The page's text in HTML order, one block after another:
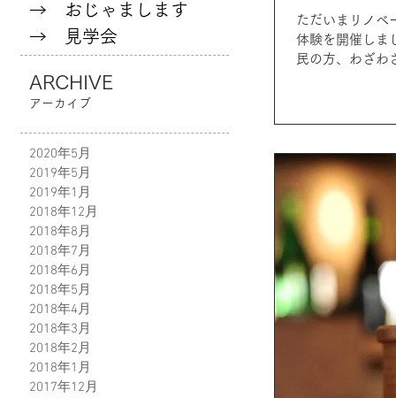
→ おじゃまします
→ 見学会
ARCHIVE
アーカイブ
2020年5月
2019年5月
2019年1月
2018年12月
2018年8月
2018年7月
2018年6月
2018年5月
2018年4月
2018年3月
2018年2月
2018年1月
2017年12月
ただいまリノベ
体験を開催しま
民の方、わざわ